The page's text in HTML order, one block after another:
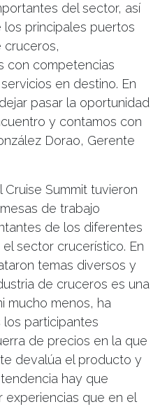
del sector, así
principales puertos
cruceros,
con competencias
en destino. En
pasar la oportunidad
y contamos con
Dorao, Gerente
Summit tuvieron
de trabajo
de los diferentes
sector crucerístico. En
temas diversos y
de cruceros es una
mucho menos, ha
participantes
de precios en la que
devalúa el producto y
hay que
que en el